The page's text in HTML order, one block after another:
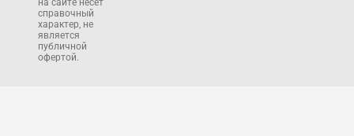
на сайте несет
справочный
характер, не
является
публичной
офертой.